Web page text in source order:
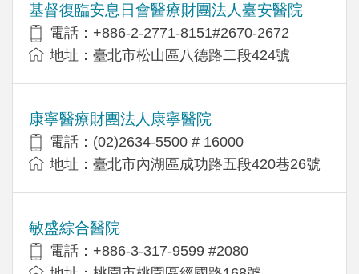
基督復臨安息日會醫療財團法人臺安醫院
電話：+886-2-2771-8151#2670-2672
地址：臺北市松山區八德路二段424號
康寧醫療財團法人康寧醫院
電話：(02)2634-5500 # 16000
地址：臺北市內湖區成功路五段420巷26號
敏盛綜合醫院
電話：+886-3-317-9599 #2080